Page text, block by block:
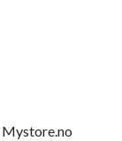
Mystore.no